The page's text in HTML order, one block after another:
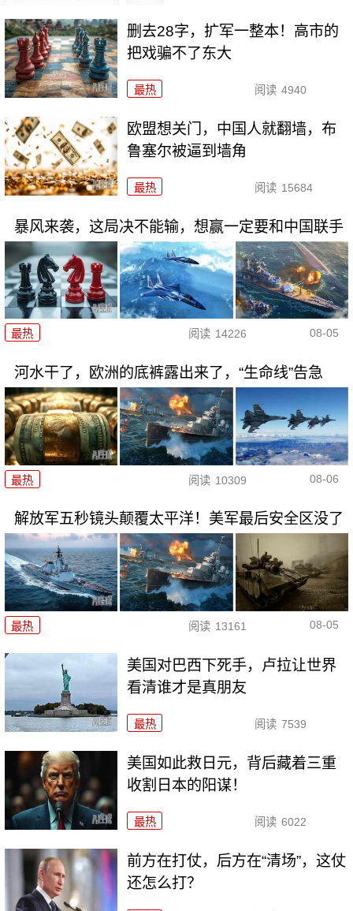
删去28字，扩军一整本！高市的
把戏骗不了东大
最热 阅读 4940
欧盟想关门，中国人就翻墙，布
鲁塞尔被逼到墙角
最热 阅读 15684
暴风来袭，这局决不能输，想赢一定要和中国联手
最热 阅读 14226 08-05
河水干了，欧洲的底裤露出来了，“生命线”告急
最热 阅读 10309 08-06
解放军五秒镜头颠覆太平洋！美军最后安全区没了
最热 阅读 13161 08-05
美国对巴西下死手，卢拉让世界
看清谁才是真朋友
最热 阅读 7539
美国如此救日元，背后藏着三重
收割日本的阳谋！
最热 阅读 6022
前方在打仗，后方在“清场”，这仗
还怎么打？